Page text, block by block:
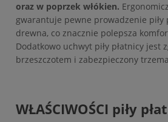
oraz w poprzek włókien.
gwarantuje pewne prowadzenie piły
drewna, co znacznie polepsza
Dodatkowo uchwyt piły płatnicy jest
brzeszczotem i zabezpieczony
WŁAŚCIWOŚCI piły